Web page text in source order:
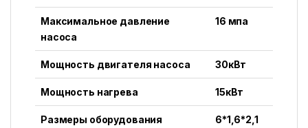
Максимальное давление
насоса
16 мпа
Мощность двигателя насоса 30кВт
Мощность нагрева 15кВт
Размеры оборудования
6*1,6*2,1